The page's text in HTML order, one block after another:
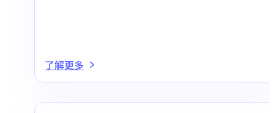
了解更多